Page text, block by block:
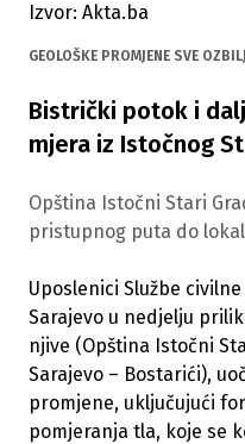
Izvor: Akta.ba
GEOLOŠKE PROMJENE SVE
Bistrički potok i
mjera iz Istočnog
Opština Istočni Stari
pristupnog puta do
Uposlenici Službe
Sarajevo u nedjelju
njive (Opština Istočni
Sarajevo – Bostarići),
promjene, uključujući
pomjeranja tla, koje se